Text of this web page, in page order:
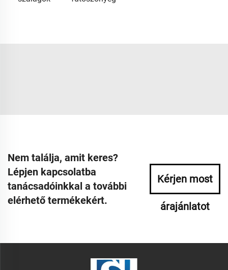
Nem találja, amit keres?
Lépjen kapcsolatba
tanácsadóinkkal a további
elérhető termékekért.
Kérjen most
árajánlatot